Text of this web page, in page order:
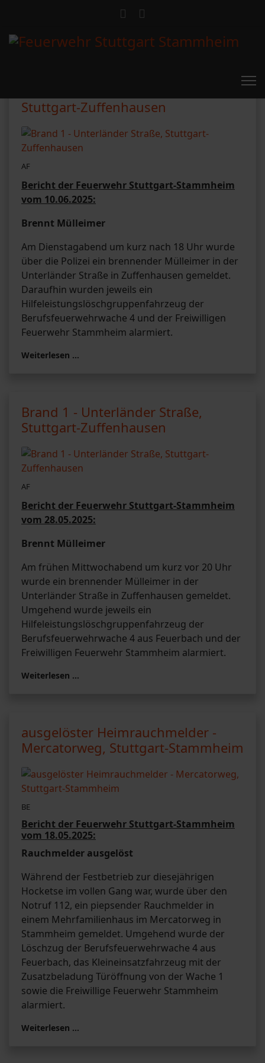
Stuttgart-Zuffenhausen
AF
Bericht der Feuerwehr Stuttgart-Stammheim
vom 10.06.2025:
Brennt Mülleimer
Am Dienstagabend um kurz nach 18 Uhr wurde
über die Polizei ein brennender Mülleimer in der
Unterländer Straße in Zuffenhausen gemeldet.
Daraufhin wurden jeweils ein
Hilfeleistungslöschgruppenfahrzeug der
Berufsfeuerwehrwache 4 und der Freiwilligen
Feuerwehr Stammheim alarmiert.
Weiterlesen …
Brand 1 - Unterländer Straße,
Stuttgart-Zuffenhausen
AF
Bericht der Feuerwehr Stuttgart-Stammheim
vom 28.05.2025:
Brennt Mülleimer
Am frühen Mittwochabend um kurz vor 20 Uhr
wurde ein brennender Mülleimer in der
Unterländer Straße in Zuffenhausen gemeldet.
Umgehend wurde jeweils ein
Hilfeleistungslöschgruppenfahrzeug der
Berufsfeuerwehrwache 4 aus Feuerbach und der
Freiwilligen Feuerwehr Stammheim alarmiert.
Weiterlesen …
ausgelöster Heimrauchmelder -
Mercatorweg, Stuttgart-Stammheim
BE
Bericht der Feuerwehr Stuttgart-Stammheim
vom 18.05.2025:
Rauchmelder ausgelöst
Während der Festbetrieb zur diesejährigen
Hocketse im vollen Gang war, wurde über den
Notruf 112, ein piepsender Rauchmelder in
einem Mehrfamilienhaus im Mercatorweg in
Stammheim gemeldet. Umgehend wurde der
Löschzug der Berufsfeuerwehrwache 4 aus
Feuerbach, das Kleineinsatzfahrzeug mit der
Zusatzbeladung Türöffnung von der Wache 1
sowie die Freiwillige Feuerwehr Stammheim
alarmiert.
Weiterlesen …